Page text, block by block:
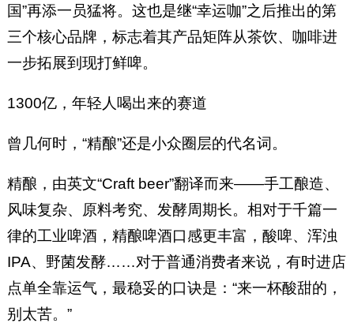
国”再添一员猛将。这也是继“幸运咖”之后推出的第
三个核心品牌，标志着其产品矩阵从茶饮、咖啡进
一步拓展到现打鲜啤。
1300亿，年轻人喝出来的赛道
曾几何时，“精酿”还是小众圈层的代名词。
精酿，由英文“Craft beer”翻译而来——手工酿造、
风味复杂、原料考究、发酵周期长。相对于千篇一
律的工业啤酒，精酿啤酒口感更丰富，酸啤、浑浊
IPA、野菌发酵……对于普通消费者来说，有时进店
点单全靠运气，最稳妥的口诀是：“来一杯酸甜的，
别太苦。”